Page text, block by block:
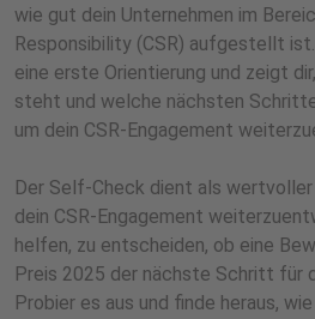
wie gut dein Unternehmen im
Responsibility (CSR) aufgestellt
eine erste Orientierung und zeigt
steht und welche nächsten
um dein CSR-Engagement
Der Self-Check dient als wertvoller
dein CSR-Engagement
helfen, zu entscheiden, ob eine
Preis 2025 der nächste Schritt für
Probier es aus und finde heraus,